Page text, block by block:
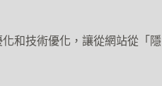
和技術優化，讓從網站從「隱